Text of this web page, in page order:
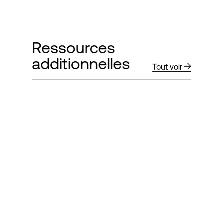
Ressources
additionnelles
Tout voir